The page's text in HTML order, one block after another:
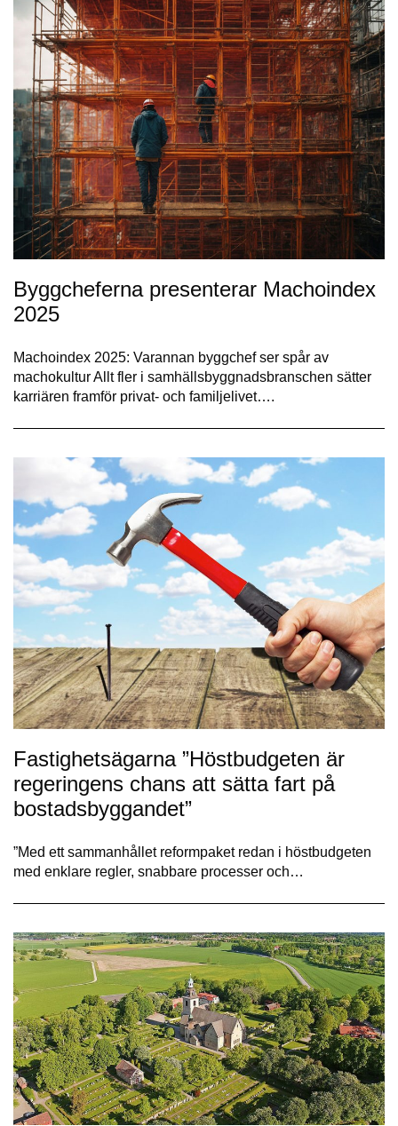
Byggcheferna presenterar Machoindex
2025
Machoindex 2025: Varannan byggchef ser spår av
machokultur Allt fler i samhällsbyggnadsbranschen sätter
karriären framför privat- och familjelivet….
Fastighetsägarna ”Höstbudgeten är
regeringens chans att sätta fart på
bostadsbyggandet”
”Med ett sammanhållet reformpaket redan i höstbudgeten
med enklare regler, snabbare processer och…